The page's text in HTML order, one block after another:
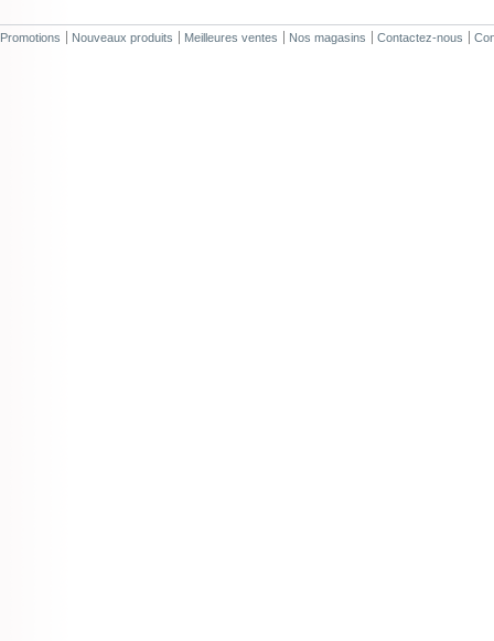
Promotions Nouveaux produits Meilleures ventes Nos magasins Contactez-nous